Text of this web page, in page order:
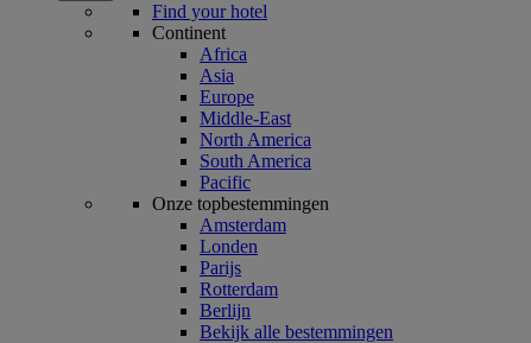
Find your hotel
Continent
Africa
Asia
Europe
Middle-East
North America
South America
Pacific
Onze topbestemmingen
Amsterdam
Londen
Parijs
Rotterdam
Berlijn
Bekijk alle bestemmingen